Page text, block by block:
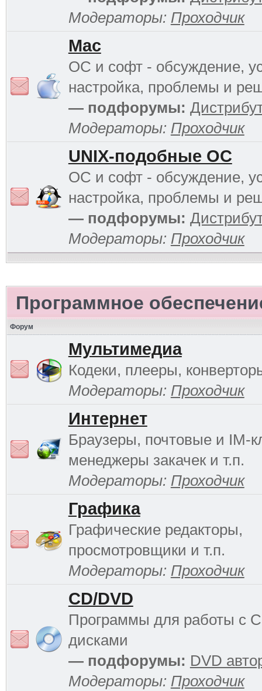
Модераторы: Проходчик
Mac
ОС и софт - обсуждение,
настройка, проблемы и
— подфорумы:
Модераторы: Проходчик
UNIX-подобные ОС
ОС и софт - обсуждение,
настройка, проблемы и
— подфорумы:
Модераторы: Проходчик
Программное
Форум
Мультимедиа
Кодеки, плееры,
Модераторы: Проходчик
Интернет
Браузеры, почтовые и IM-
менеджеры закачек и т.п.
Модераторы: Проходчик
Графика
Графические редакторы,
просмотровщики и т.п.
Модераторы: Проходчик
CD/DVD
Программы для работы с
дисками
— подфорумы: DVD
Модераторы: Проходчик